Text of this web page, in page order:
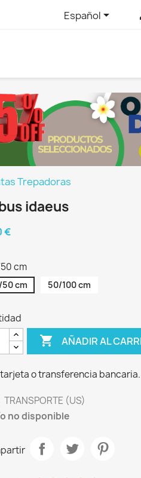
Español
Trepadoras
idaeus
€
cm
cm 50/100 cm
 AÑADIR AL
o transferencia bancaria.
TRANSPORTE (US)
no disponible